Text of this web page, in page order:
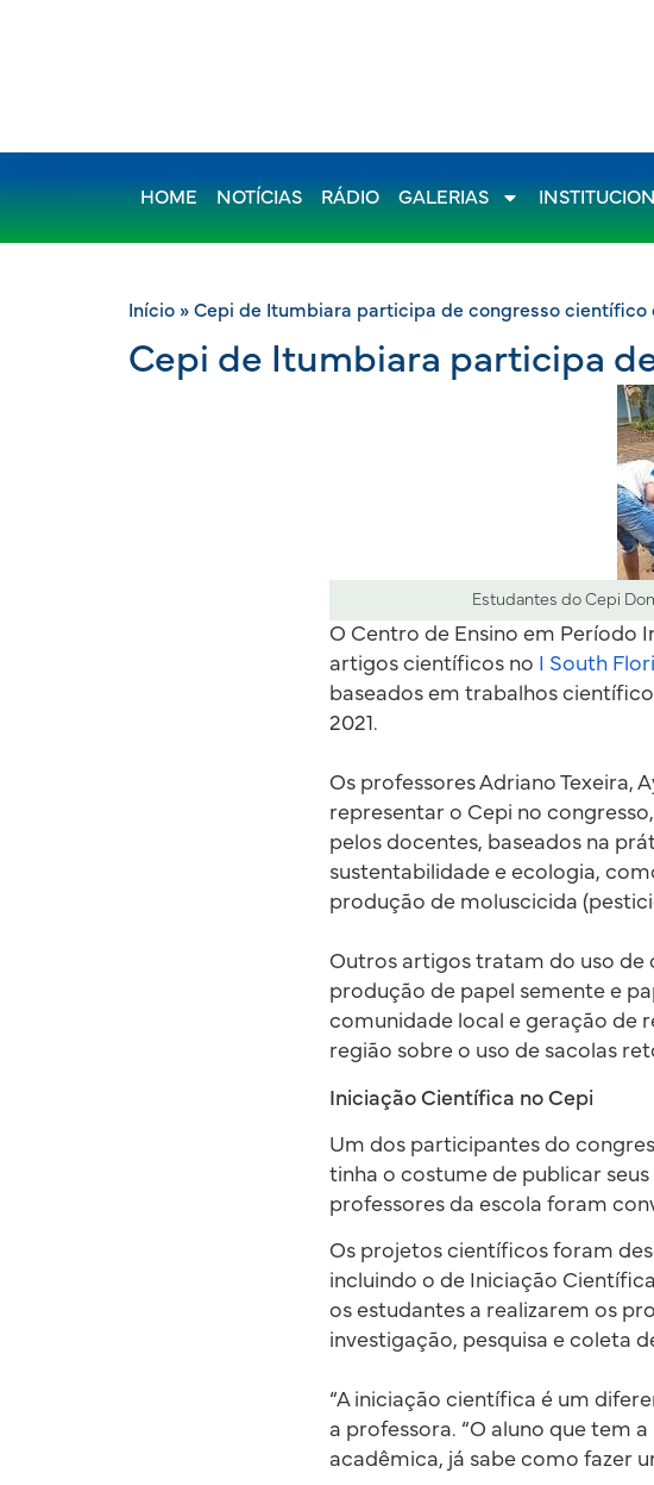
HOME NOTÍCIAS RÁDIO GALERIAS
Início » Cepi de Itumbiara participa de congresso científico
Cepi de Itumbiara participa
Estudantes do Cepi
O Centro de Ensino em Período
artigos científicos no
I South
baseados em trabalhos
2021.
Os professores Adriano Texeira,
representar o Cepi no
pelos docentes, baseados na
sustentabilidade e ecologia,
produção de moluscicida
Outros artigos tratam do uso de
produção de papel semente e
comunidade local e geração de
região sobre o uso de sacolas
Iniciação Científica no Cepi
Um dos participantes do
tinha o costume de publicar
professores da escola foram
Os projetos científicos foram
incluindo o de Iniciação
os estudantes a realizarem os
investigação, pesquisa e coleta
“A iniciação científica é um
a professora. “O aluno que tem
acadêmica, já sabe como fazer